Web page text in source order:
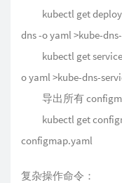
kubectl get
dns -o yaml >kube-
kubectl get services
o yaml >kube-dns-
导出所有
kubectl get
configmap.yaml
复杂操作命令：